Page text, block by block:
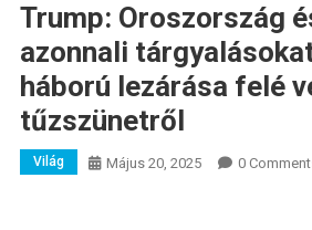
Trump: Oroszország
azonnali
háború lezárása felé
tűzszünetről
Világ Május 20, 2025 0